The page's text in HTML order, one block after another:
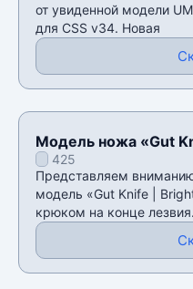
от увиденной модели
для CSS v34. Новая
Модель ножа «Gut
CSS v34
425
Представляем
модель «Gut Knife |
крюком на конце лезвия.